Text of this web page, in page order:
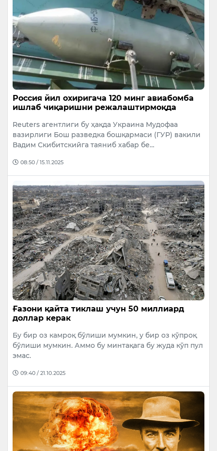
Россия йил охиригача 120 минг авиабомба
ишлаб чиқаришни режалаштирмоқда
Reuters агентлиги бу ҳақда Украина Мудофаа
вазирлиги Бош разведка бошқармаси (ГУР) вакили
Вадим Скибитскийга таяниб хабар бе…
08:50 / 15.11.2025
Ғазони қайта тиклаш учун 50 миллиард
доллар керак
Бу бир оз камроқ бўлиши мумкин, у бир оз кўпроқ
бўлиши мумкин. Аммо бу минтақага бу жуда кўп пул
эмас.
09:40 / 21.10.2025